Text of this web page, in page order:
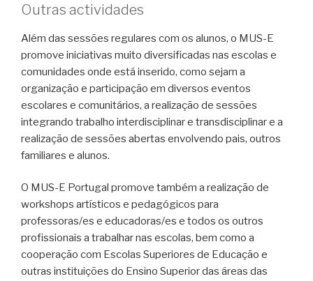
Outras actividades
Além das sessões regulares com os alunos, o MUS-E
promove iniciativas muito diversificadas nas escolas e
comunidades onde está inserido, como sejam a
organização e participação em diversos eventos
escolares e comunitários, a realização de sessões
integrando trabalho interdisciplinar e transdisciplinar e a
realização de sessões abertas envolvendo pais, outros
familiares e alunos.
O MUS-E Portugal promove também a realização de
workshops artísticos e pedagógicos para
professoras/es e educadoras/es e todos os outros
profissionais a trabalhar nas escolas, bem como a
cooperação com Escolas Superiores de Educação e
outras instituições do Ensino Superior das áreas das